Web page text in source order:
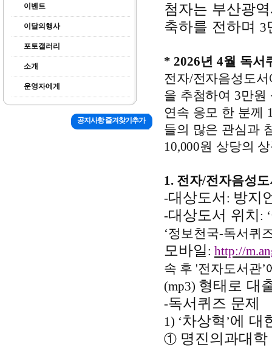
이벤트
이달의행사
포토갤러리
소개
운영자에게
첨자는 부산광
축하를 전하며 3
* 2026년 4월 독서
전자/전자음성도
을 추첨하여 3만원
연속 응모 한 분께
들의 많은 관심과
10,000원 상당의
1. 전자/전자음성
-대상도서 : 방지
-대상도서 위치 : ‘
‘정보천국-독서퀴
모바일: http://
속 후 '전자도서관’
(mp3) 형태로 대
-독서퀴즈 문제
1) ‘차상혁’에 대
① 명진의과대
공지사항 즐겨찾기추가